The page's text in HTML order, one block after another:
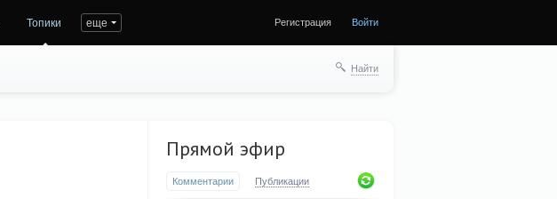
Топики еще Регистрация Войти
Найти
Прямой эфир
Комментарии Публикации